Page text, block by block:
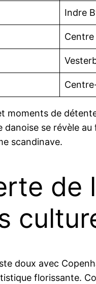
Indre
de
se révèle
scandinave.
de
doux avec
florissante.